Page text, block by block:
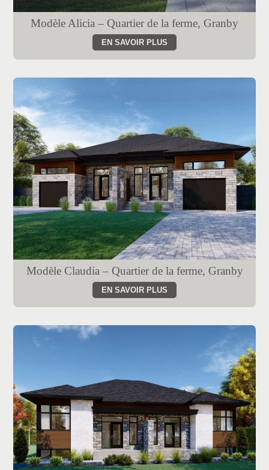
Modèle Alicia – Quartier de la ferme, Granby
EN SAVOIR PLUS
Modèle Claudia – Quartier de la ferme, Granby
EN SAVOIR PLUS